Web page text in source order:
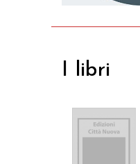
I libri